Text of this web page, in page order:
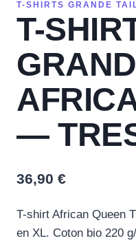
T-SHIRTS GRANDE
T-
—
36,90 €
T-shirt African Queen
en XL. Coton bio 220